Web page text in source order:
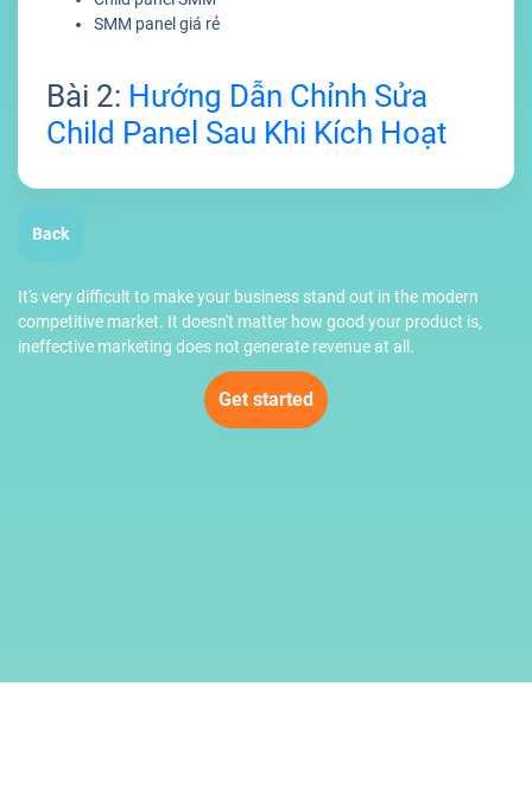
SMM panel giá rẻ
Bài 2: Hướng Dẫn Chỉnh Sửa
Child Panel Sau Khi Kích Hoạt
Back
It's very difficult to make your business stand out in the modern
competitive market. It doesn't matter how good your product is,
ineffective marketing does not generate revenue at all.
Get started